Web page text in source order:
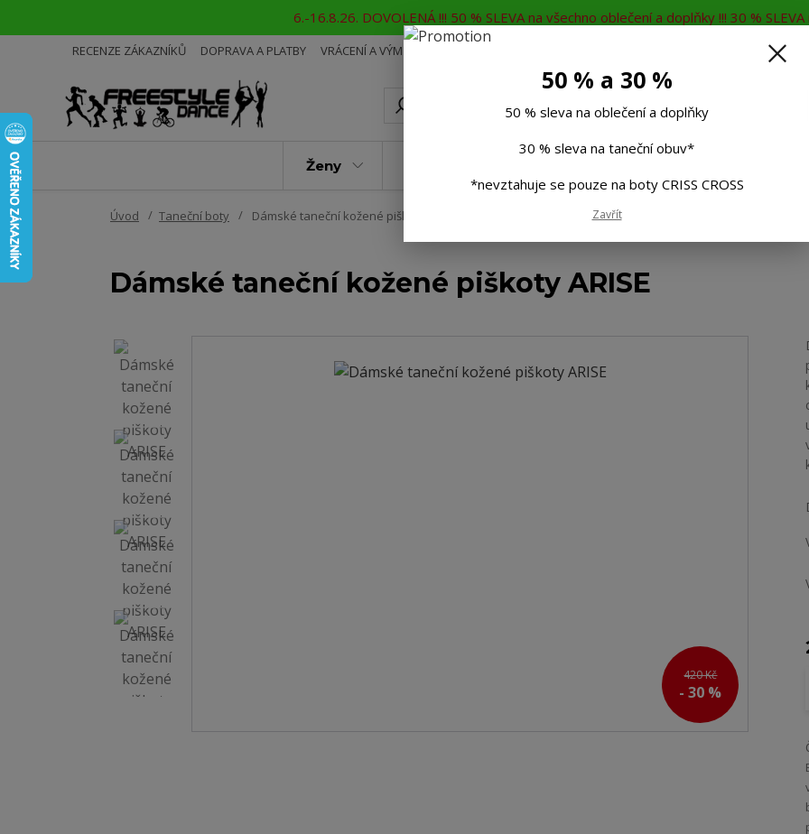
6.-16.8.26. DOVOLENÁ !!! 50 % SLEVA na všechno oblečení a doplňky !!! 30 %
RECENZE ZÁKAZNÍKŮ DOPRAVA A PLATBY VRÁCENÍ A VÝMĚNA Rádi Vám poradíme
Ženy
Úvod Taneční boty Dámské taneční kožené piškoty ARISE
Dámské taneční kožené piškoty ARISE
420 Kč
- 30 %
50 % a 30 %
50 % sleva na oblečení a doplňky
30 % sleva na taneční obuv*
*nevztahuje se pouze na boty CRISS CROSS
Zavřít